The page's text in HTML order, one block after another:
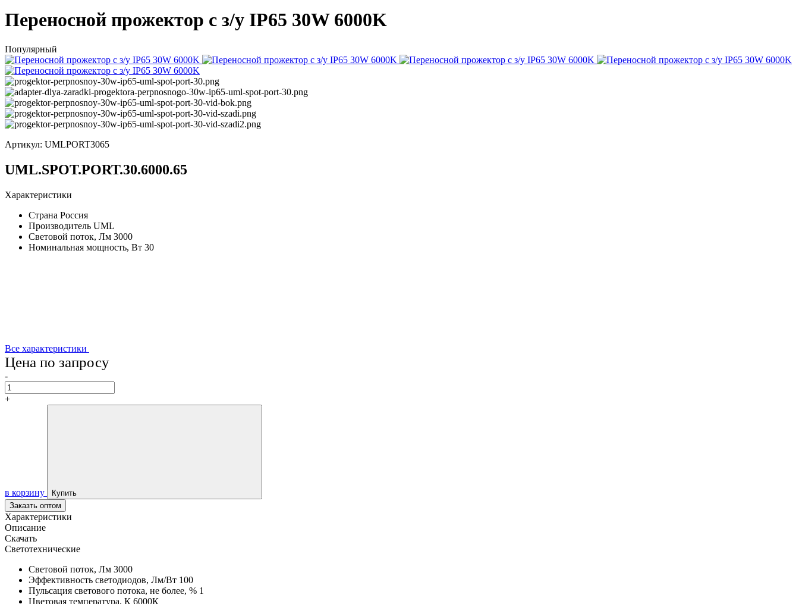
Переносной прожектор с з/у IP65 30W 6000K
Популярный
Артикул: UMLPORT3065
UML.SPOT.PORT.30.6000.65
Характеристики
Страна Россия
Производитель UML
Световой поток, Лм 3000
Номинальная мощность, Вт 30
Все характеристики
Цена по запросу
-
+
в корзину
Купить
Заказть оптом
Характеристики
Описание
Скачать
Светотехнические
Световой поток, Лм 3000
Эффективность светодиодов, Лм/Вт 100
Пульсация светового потока, не более, % 1
Цветовая температура, К 6000К